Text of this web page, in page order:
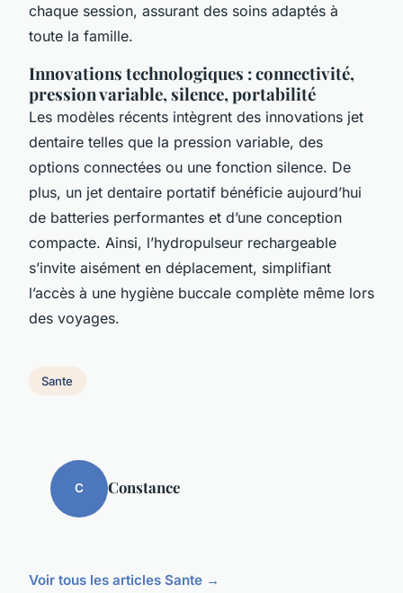
chaque session, assurant des soins adaptés à
toute la famille.
Innovations technologiques : connectivité,
pression variable, silence, portabilité
Les modèles récents intègrent des innovations jet
dentaire telles que la pression variable, des
options connectées ou une fonction silence. De
plus, un jet dentaire portatif bénéficie aujourd’hui
de batteries performantes et d’une conception
compacte. Ainsi, l’hydropulseur rechargeable
s’invite aisément en déplacement, simplifiant
l’accès à une hygiène buccale complète même lors
des voyages.
Sante
C Constance
Voir tous les articles Sante →